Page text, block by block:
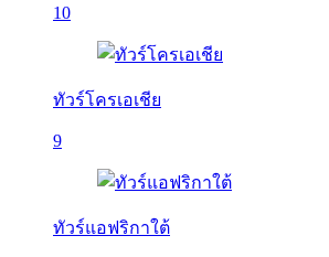
10
ทัวร์โครเอเชีย
9
ทัวร์แอฟริกาใต้